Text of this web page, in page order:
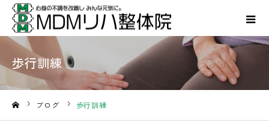
歩行訓練
ブログ 歩行訓練